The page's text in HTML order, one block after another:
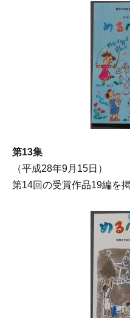
第13集
（平成28年9月15日）
第14回の受賞作品19編を